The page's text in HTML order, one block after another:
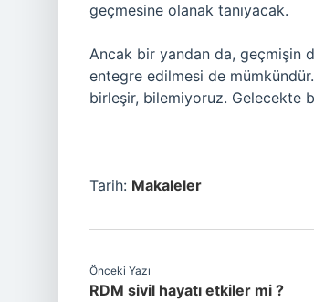
geçmesine olanak tanıyacak.
Ancak bir yandan da, geçmişin
entegre edilmesi de
birleşir, bilemiyoruz. Gelecekte
Tarih: Makaleler
Önceki Yazı
RDM sivil hayatı etkiler mi ?